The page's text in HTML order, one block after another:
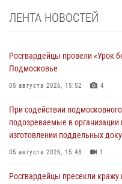
ЛЕНТА НОВОСТЕЙ
Росгвардейцы провели «Урок
Подмосковье
05 августа 2026, 15:52 4
При содействии
подозреваемые в организации
изготовлении поддельных
05 августа 2026, 15:48 1
Росгвардейцы пресекли